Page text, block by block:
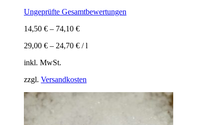
Ungeprüfte Gesamtbewertungen
14,50 € – 74,10 €
29,00 € – 24,70 € /l
inkl. MwSt.
zzgl. Versandkosten